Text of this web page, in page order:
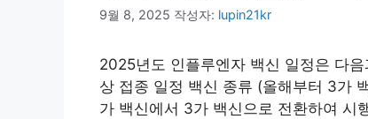
9월 8, 2025 작성자: lupin21kr
2025년도 인플루엔자 백신 일정은 다
상 접종 일정 백신 종류 (올해부터 3가
가 백신에서 3가 백신으로 전환하여 시